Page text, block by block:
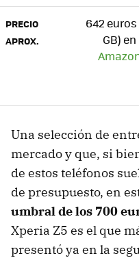
PRECIO
APROX.
642 euros
GB) en
Una selección de
mercado y que, si
de estos teléfonos
de presupuesto, en
umbral de los 700
Xperia Z5 es el que
presentó ya en la